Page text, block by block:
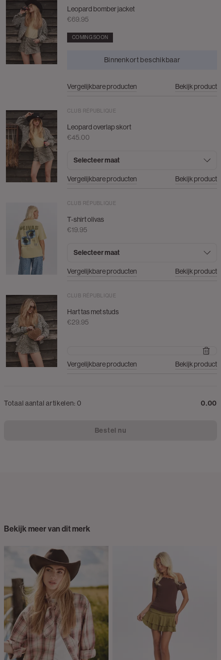
Leopard bomber jacket
€69.95
COMING SOON
Binnenkort beschikbaar
Vergelijkbare producten Bekijk product
CLUB RÉPUBLIQUE
Leopard overlap skort
€45.00
Selecteer maat
Vergelijkbare producten Bekijk product
CLUB RÉPUBLIQUE
T-shirt olivas
€19.95
Selecteer maat
Vergelijkbare producten Bekijk product
CLUB RÉPUBLIQUE
Hart tas met studs
€29.95
Vergelijkbare producten Bekijk product
Totaal aantal artikelen:0 0.00
Bestel nu
Bekijk meer van dit merk